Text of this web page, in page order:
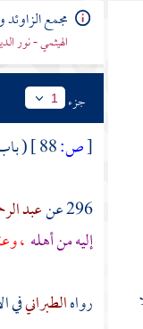
مجمع الزاوئد
الهيثمي - نور
جزء 1
[ص:
(
296 عن
عبد
إليه من أهله ،
رواهالطبرانيفي